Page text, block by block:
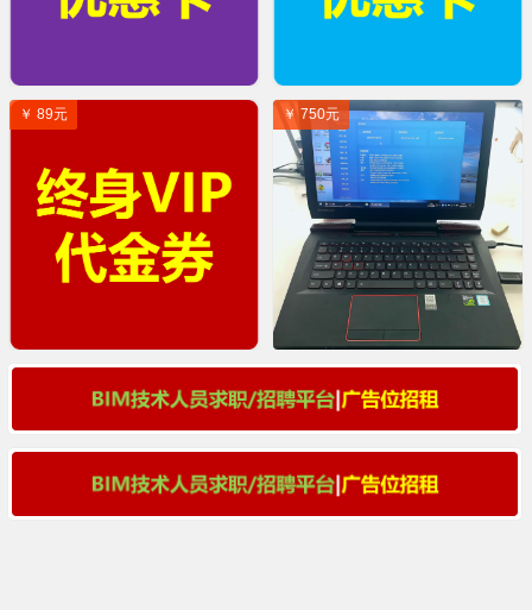
￥ 89元 ￥ 750元